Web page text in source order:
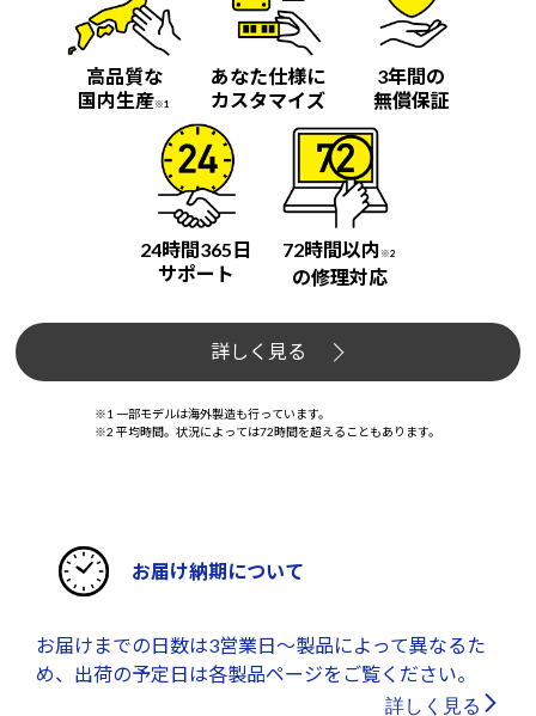
高品質な
国内生産※1
あなた仕様に
カスタマイズ
3年間の
無償保証
24時間365日
サポート
72時間以内 ※2
の修理対応
詳しく見る
※1 一部モデルは海外製造も行っています。
※2 平均時間。状況によっては72時間を超えることもあります。
お届け納期について
お届けまでの日数は3営業日～製品によって異なるた
め、出荷の予定日は各製品ページをご覧ください。
詳しく見る